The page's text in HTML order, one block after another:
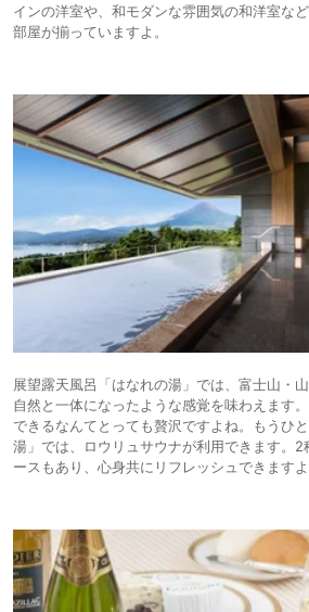
インの洋室や、和モダンな雰囲気の和洋室な
部屋が揃っていますよ。
展望露天風呂「はなれの湯」では、富士山・
自然と一体になったような感覚を味わえます
できるなんてとっても贅沢ですよね。もうひ
湯」では、ロウリュサウナが利用できます。
ースもあり、心身共にリフレッシュできますよ